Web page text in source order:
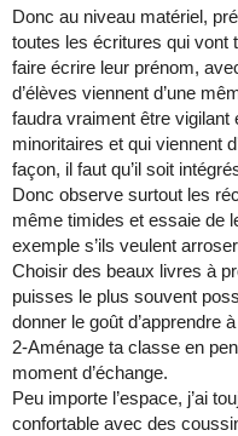
Donc au niveau matériel,
toutes les écritures qui vont
faire écrire leur prénom,
d’élèves viennent d’une
faudra vraiment être
minoritaires et qui viennent
façon, il faut qu’il soit
Donc observe surtout les
même timides et essaie de
exemple s’ils veulent
Choisir des beaux livres à
puisses le plus souvent
donner le goût d’apprendre
2-Aménage ta classe en
moment d’échange.
Peu importe l’espace, j’ai
confortable avec des